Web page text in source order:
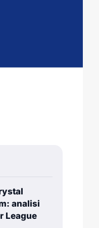
analisi
League